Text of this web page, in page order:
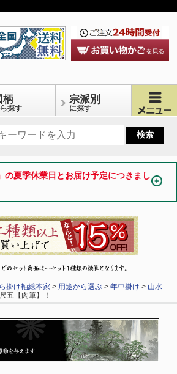
柄
探す
宗派別
に探す
の夏季休業日とお届け予定につきまし
掛け軸総本家 > 用途から選ぶ >年中掛け > 山水
【肉筆】！